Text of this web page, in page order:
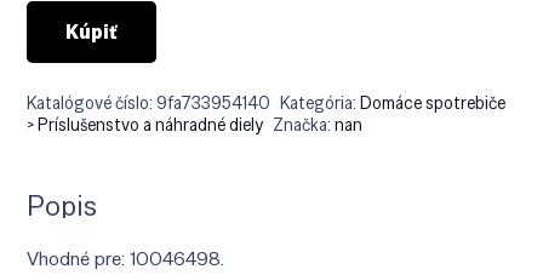
Kúpiť
Katalógové číslo:9fa733954140 Kategória:Domáce spotrebiče
> Príslušenstvo a náhradné diely Značka:nan
Popis
Vhodné pre: 10046498.